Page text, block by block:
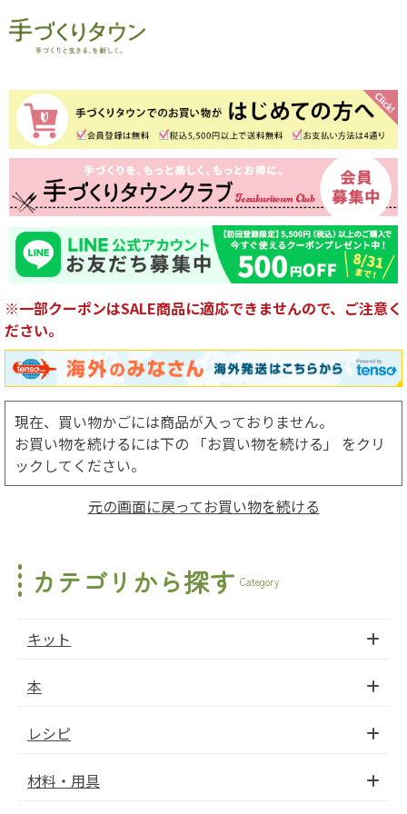
※一部クーポンはSALE商品に適応できませんので、ご注意く
ださい。
現在、買い物かごには商品が入っておりません。
お買い物を続けるには下の 「お買い物を続ける」 をクリ
ックしてください。
元の画面に戻ってお買い物を続ける
カテゴリから探す Category
キット
本
レシピ
材料・用具